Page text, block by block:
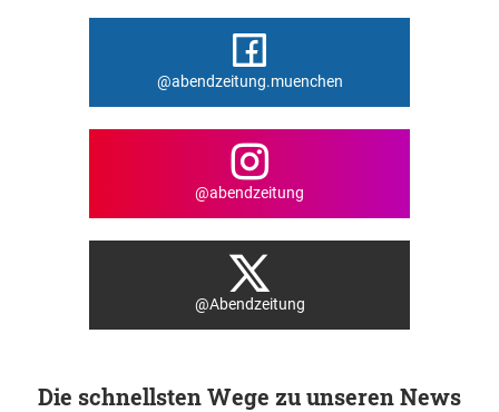
@abendzeitung.muenchen
@abendzeitung
@Abendzeitung
Die schnellsten Wege zu unseren News